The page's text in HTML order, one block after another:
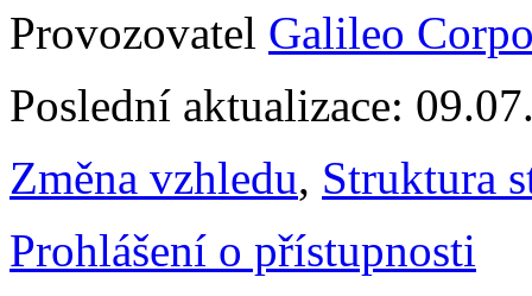
Provozovatel Galileo
Poslední aktualizace:
Změna vzhledu, Struktura
Prohlášení o přístupnosti